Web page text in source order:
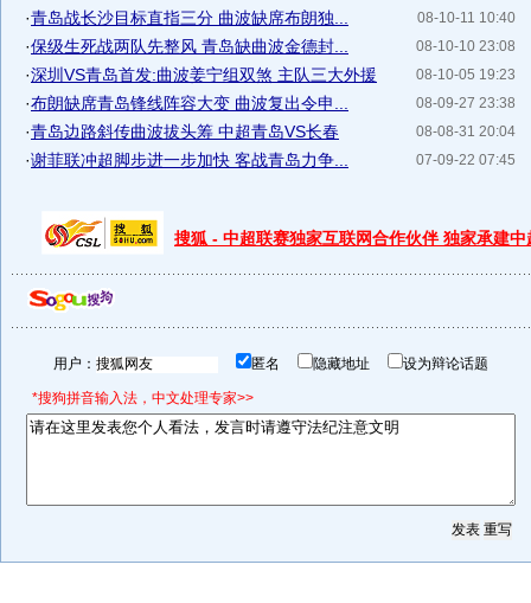
08-10-11 10:40
·青岛战长沙目标直指三分 曲波缺席布朗独...
08-10-10 23:08
·保级生死战两队先整风 青岛缺曲波金德封...
08-10-05 19:23
·深圳VS青岛首发:曲波姜宁组双煞 主队三大外援
08-09-27 23:38
·布朗缺席青岛锋线阵容大变 曲波复出令申...
08-08-31 20:04
·青岛边路斜传曲波拔头筹 中超青岛VS长春
07-09-22 07:45
·谢菲联冲超脚步进一步加快 客战青岛力争...
搜狐 - 中超联赛独家互联网合作伙伴 独家承建中
用户： 匿名 隐藏地址 设为辩论话题
*搜狗拼音输入法，中文处理专家>>